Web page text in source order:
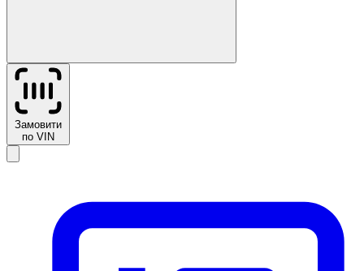
Замовити
по VIN